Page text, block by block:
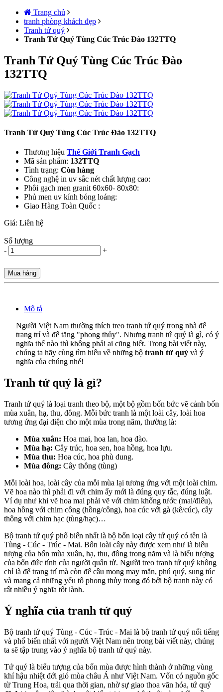
Trang chủ
tranh phòng khách đẹp
Tranh tứ quý
Tranh Tứ Quý Tùng Cúc Trúc Đào 132TTQ
Tranh Tứ Quý Tùng Cúc Trúc Đào
132TTQ
Tranh Tứ Quý Tùng Cúc Trúc Đào 132TTQ
Thương hiệu Thế Giới Tranh Gạch
Mã sản phẩm: 132TTQ
Tình trạng: Còn hàng
Công nghệ in uv sắc nét chất lượng cao:
Phôi gạch men granit 60x60- 80x80:
Phủ men uv kính bóng loáng:
Giao Hàng Toàn Quốc :
Giá: Liên hệ
Số lượng
-
+
Mua hàng
Mô tả
Người Việt Nam thường thích treo tranh tứ quý trong nhà để
trang trí và để tăng "phong thủy". Nhưng tranh tứ quý là gì, có ý
nghĩa thế nào thì không phải ai cũng biết. Trong bài viết này,
chúng ta hãy cùng tìm hiểu về những bộ tranh tứ quý và ý
nghĩa của chúng nhé!
Tranh tứ quý là gì?
Tranh tứ quý là loại tranh theo bộ, một bộ gồm bốn bức vẽ cảnh bốn
mùa xuân, hạ, thu, đông. Mỗi bức tranh là một loài cây, loài hoa
tương ứng đại diện cho một mùa trong năm, thường là:
Mùa xuân: Hoa mai, hoa lan, hoa đào.
Mùa hạ: Cây trúc, hoa sen, hoa hồng, hoa lựu.
Mùa thu: Hoa cúc, hoa phù dung.
Mùa đông: Cây thông (tùng)
Mỗi loài hoa, loài cây của mỗi mùa lại tương ứng với một loài chim.
Vẽ hoa nào thì phải đi với chim ấy mới là đúng quy tắc, đúng luật.
Ví dụ như khi vẽ hoa mai phải vẽ với chim khổng tước (mai/điểu),
hoa hồng với chim công (hồng/công), hoa cúc với gà (kê/cúc), cây
thông với chim hạc (tùng/hạc)…
Bộ tranh tứ quý phổ biến nhất là bộ bốn loại cây tứ quý có tên là
Tùng - Cúc - Trúc - Mai. Bốn loài cây này được xem như là biểu
tượng của bốn mùa xuân, hạ, thu, đông trong năm và là biểu tượng
của bốn đức tính của người quân tử. Người treo tranh tứ quý không
chỉ là để trang trí mà còn để cầu mong may mắn, phú quý, sung túc
và mang cả những yếu tố phong thủy trong đó bởi bộ tranh này có
rất nhiều ý nghĩa tốt lành.
Ý nghĩa của tranh tứ quý
Bộ tranh tứ quý Tùng - Cúc - Trúc - Mai là bộ tranh tứ quý nổi tiếng
và phổ biến nhất với người Việt Nam nên trong bài viết này, chúng
ta sẽ tập trung vào ý nghĩa bộ tranh tứ quý này.
Tứ quý là biểu tượng của bốn mùa được hình thành ở những vùng
khí hậu nhiệt đới gió mùa châu Á như Việt Nam. Vốn có nguồn gốc
từ Trung Hoa, trải qua thời gian, nhờ sự giao thoa văn hóa, tứ quý